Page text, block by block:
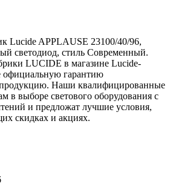
Lucide APPLAUSE 23100/40/96,
светодиод, стиль Современный.
LUCIDE в магазине Lucide-
официальную гарантию
Наши квалифицированные
в выборе светового оборудования с
и предложат лучшие условия,
скидках и акциях.